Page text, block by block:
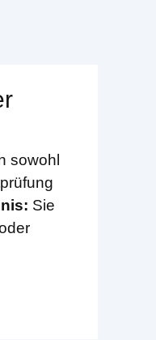
sowohl
Sie